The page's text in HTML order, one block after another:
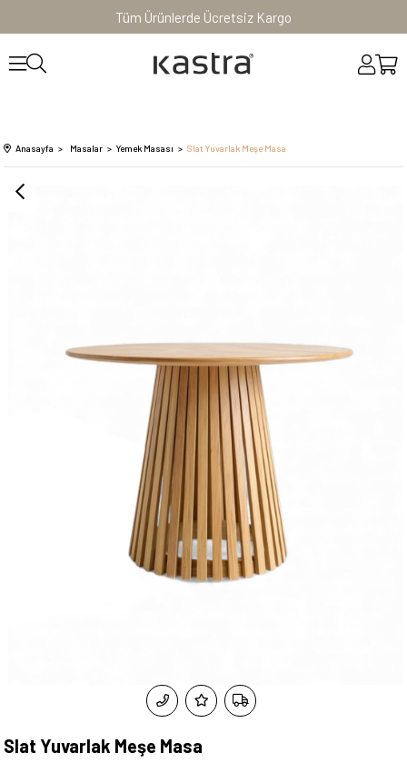
Tüm Ürünlerde Ücretsiz Kargo
Anasayfa Masalar Yemek Masası Slat Yuvarlak Meşe Masa
Slat Yuvarlak Meşe Masa